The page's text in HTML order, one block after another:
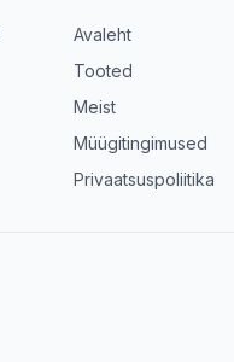
Avaleht
Tooted
Meist
Müügitingimused
Privaatsuspoliitika